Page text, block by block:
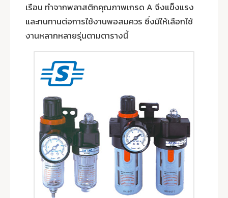
เรือน ทำจากพลาสติกคุณภาพเกรด A จึงแข็งแรง
และทนทานต่อการใช้งานพอสมควร ซึ่งมีให้เลือกใช้
งานหลากหลายรุ่นตามตารางนี้